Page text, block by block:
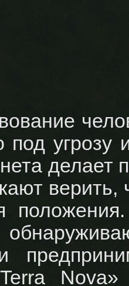
под угрозу
делает
верить,